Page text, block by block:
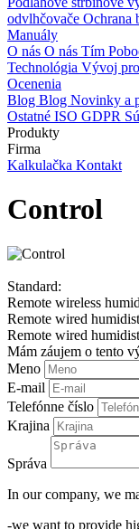
odvlhčovače Ochrana
Manuály
O nás O nás Tím
Technológia Vývoj
Ocenenia
Blog Blog Novinky a
Ostatné ISO GDPR
Produkty
Firma
Kalkulačka Kontakt
Control
Standard:
Remote wireless
Remote wired
Remote wired
Mám záujem o tento
Meno
E-mail
Telefónne číslo
Krajina
Správa
In our company, we
-we want to provide